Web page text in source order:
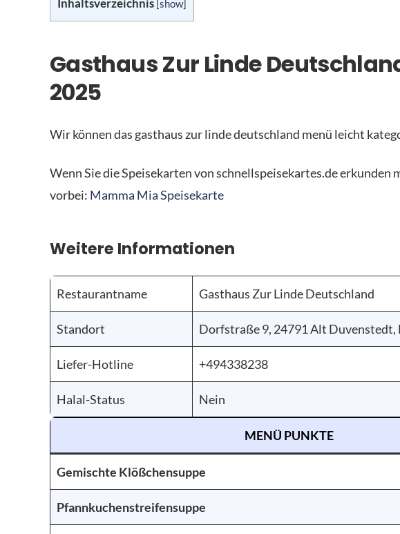
Inhaltsverzeichnis [show]
Gasthaus Zur Linde
2025
Wir können das gasthaus zur linde deutschland menü leicht
Wenn Sie die Speisekarten von schnellspeisekartes.de erkunden
vorbei: Mamma Mia Speisekarte
Weitere Informationen
Restaurantname Gasthaus Zur Linde Deutschland
Standort Dorfstraße 9, 24791 Alt Duvenstedt,
Liefer-Hotline +494338238
Halal-Status Nein
MENÜ PUNKTE
Gemischte Klößchensuppe
Pfannkuchenstreifensuppe